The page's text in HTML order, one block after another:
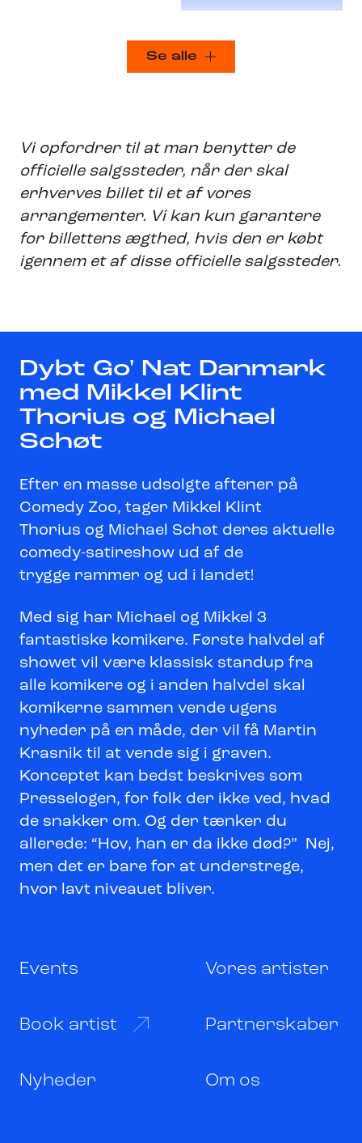
Se alle
Vi opfordrer til at man benytter de
officielle salgssteder, når der skal
erhverves billet til et af vores
arrangementer. Vi kan kun garantere
for billettens ægthed, hvis den er købt
igennem et af disse officielle salgssteder.
Dybt Go' Nat Danmark
med Mikkel Klint
Thorius og Michael
Schøt
Efter en masse udsolgte aftener på
Comedy Zoo, tager Mikkel Klint
Thorius og Michael Schøt deres aktuelle
comedy-satireshow ud af de
trygge rammer og ud i landet!
Med sig har Michael og Mikkel 3
fantastiske komikere. Første halvdel af
showet vil være klassisk standup fra
alle komikere og i anden halvdel skal
komikerne sammen vende ugens
nyheder på en måde, der vil få Martin
Krasnik til at vende sig i graven.
Konceptet kan bedst beskrives som
Presselogen, for folk der ikke ved, hvad
de snakker om. Og der tænker du
allerede: “Hov, han er da ikke død?” Nej,
men det er bare for at understrege,
hvor lavt niveauet bliver.
Events Vores artister
Book artist Partnerskaber
Nyheder Om os